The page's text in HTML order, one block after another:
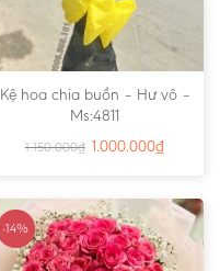
Kệ hoa chia buồn – Hư vô –
Ms:4811
1.150.000₫ 1.000.000₫
-14%